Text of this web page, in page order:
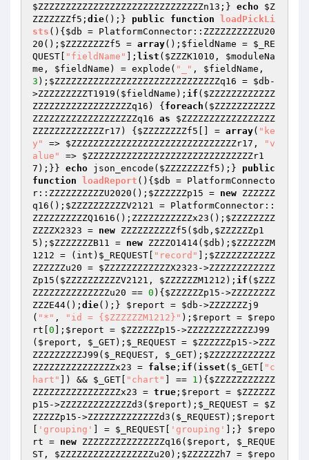
$ZZZZZZZZZZZZZZZZZZZZZZZZZZZZZZn13 ;} echo $Z
ZZZZZZZf5 ; die();} public function
loadPickLi
sts () { $db = PlatformConnector::ZZZZZZZZZZU20
20(); $ZZZZZZZZf5 = array(); $fieldName = $_RE
QUEST
"fieldName" ]; list ( $ZZZK1010 , $moduleNa
me , $fieldName ) = explode( "_" , $fieldName
3 ); $ZZZZZZZZZZZZZZZZZZZZZZZZZZZZZZq16 = $db -
>ZZZZZZZZZT1919( $fieldName ); if ( $ZZZZZZZZZZZZ
ZZZZZZZZZZZZZZZZZZq16 ) { foreach ( $ZZZZZZZZZZZ
ZZZZZZZZZZZZZZZZZZZq16 as
$ZZZZZZZZZZZZZZZZZ
ZZZZZZZZZZZZZr17 ) { $ZZZZZZZZf5 [] = array( "ke
y"
=> $ZZZZZZZZZZZZZZZZZZZZZZZZZZZZZZr17 ,
"v
alue"
=> $ZZZZZZZZZZZZZZZZZZZZZZZZZZZZZZr1
7 );}} echo json_encode( $ZZZZZZZZf5 );} public
function
loadReport () { $db = PlatformConnecto
r::ZZZZZZZZZZU2020(); $ZZZZZZp15 = new ZZZZZZ
q16(); $ZZZZZZZZZZV2121 = PlatformConnector::
ZZZZZZZZZZQ1616();ZZZZZZZZZZZx23(); $ZZZZZZZZ
ZZZZX2323 = new ZZZZZZZZZZf5( $db , $ZZZZZZp1
5 ); $ZZZZZZZB11 = new ZZZZO1414( $db ); $ZZZZZZM
1212 = (int) $_REQUEST "record" ]; $ZZZZZZZZZZZ
ZZZZZZu20 = $ZZZZZZZZZZZZX2323 ->ZZZZZZZZZZZZ
Zp15( $ZZZZZZZZZZV2121 , $ZZZZZZM1212 ); if ( $ZZZ
ZZZZZZZZZZZZZZu20 == 0 ){ $ZZZZZZp15 ->ZZZZZZZZ
ZZZE44(); die();} $report = $db ->ZZZZZZZj9
( "*" , "id = {$ZZZZZZM1212}" ); $report = $repo
rt 0 ]; $report = $ZZZZZZp15 ->ZZZZZZZZZZZZJ99
( $report , $_GET); $_REQUEST = $ZZZZZZp15 ->ZZZ
ZZZZZZZZZJ99( $_REQUEST , $_GET); $ZZZZZZZZZZZZ
ZZZZZZZZZZZZZZZx23 = false ; if ( isset ( $_GET
"c
hart"
]) && $_GET "chart" ] == 1 ){ $ZZZZZZZZZZZ
ZZZZZZZZZZZZZZZZx23 = true ; $report = $ZZZZZZ
p15 ->ZZZZZZZZZZZZZd3( $report ); $_REQUEST = $Z
ZZZZZp15 ->ZZZZZZZZZZZZZd3( $_REQUEST); $report
'grouping' ] = $_REQUEST 'grouping' ];} $repo
rt = new ZZZZZZZZZZZZZZZq16( $report , $_REQUE
ST , $ZZZZZZZZZZZZZZZZZu20 ); $ZZZZZZh7 = $repo